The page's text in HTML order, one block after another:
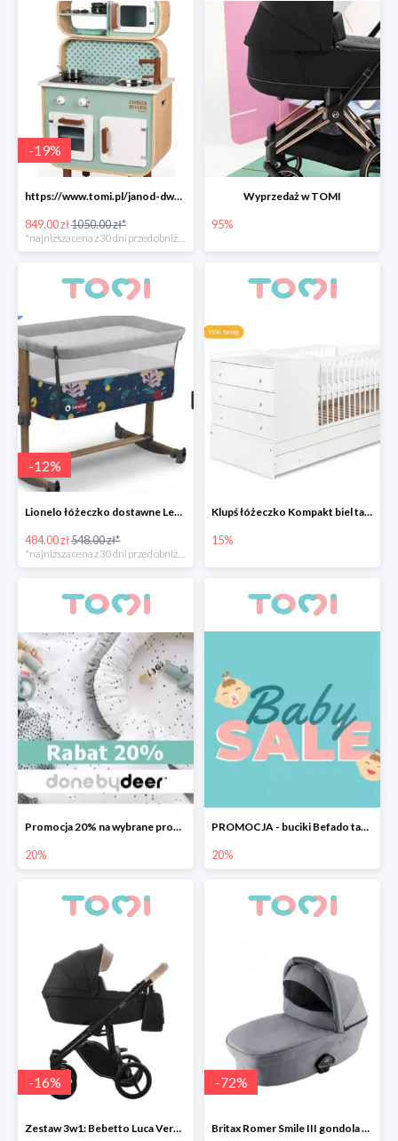
-19%
https://www.tomi.pl/janod-dwustronna-drewniana-kuchnia-z-pralka-2w1-z-dzwiekiem-swiatlem/
849.00 zł1050.00 zł*
*najniższa cena z 30 dni przed obniżką
Wyprzedaż w TOMI
95%
-12%
Lionelo łóżeczko dostawne Leonie Grey Stone -12%
484.00 zł548.00 zł*
Klupś łóżeczko Kompakt biel tanie 15%
15%
Promocja 20% na wybrane produkty Done by Deer
20%
PROMOCJA - buciki Befado taniej o 20%
20%
-16%
Zestaw 3w1: Bebetto Luca Vero + Avionaut Pixel taniej -15%
-72%
Britax Romer Smile III gondola -72%